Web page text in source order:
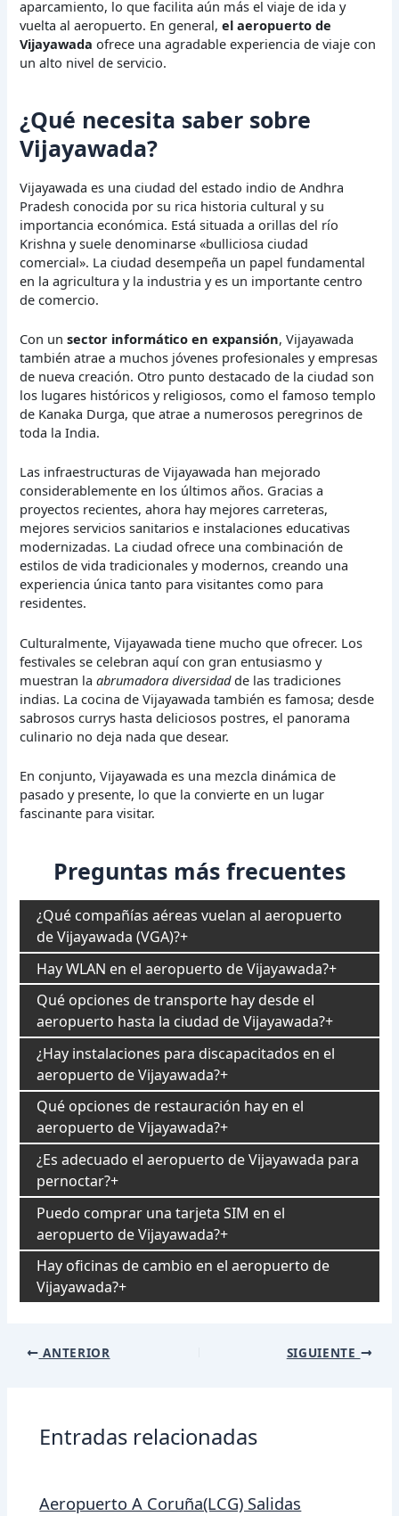
aparcamiento, lo que facilita aún más el viaje de ida y
vuelta al aeropuerto. En general,el aeropuerto de
Vijayawada ofrece una agradable experiencia de viaje con
un alto nivel de servicio.
¿Qué necesita saber sobre
Vijayawada?
Vijayawada es una ciudad del estado indio de Andhra
Pradesh conocida por su rica historia cultural y su
importancia económica. Está situada a orillas del río
Krishna y suele denominarse «bulliciosa ciudad
comercial». La ciudad desempeña un papel fundamental
en la agricultura y la industria y es un importante centro
de comercio.
Con unsector informático en expansión, Vijayawada
también atrae a muchos jóvenes profesionales y empresas
de nueva creación. Otro punto destacado de la ciudad son
los lugares históricos y religiosos, como el famoso templo
de Kanaka Durga, que atrae a numerosos peregrinos de
toda la India.
Las infraestructuras de Vijayawada han mejorado
considerablemente en los últimos años. Gracias a
proyectos recientes, ahora hay mejores carreteras,
mejores servicios sanitarios e instalaciones educativas
modernizadas. La ciudad ofrece una combinación de
estilos de vida tradicionales y modernos, creando una
experiencia única tanto para visitantes como para
residentes.
Culturalmente, Vijayawada tiene mucho que ofrecer. Los
festivales se celebran aquí con gran entusiasmo y
muestran laabrumadora diversidadde las tradiciones
indias. La cocina de Vijayawada también es famosa; desde
sabrosos currys hasta deliciosos postres, el panorama
culinario no deja nada que desear.
En conjunto, Vijayawada es una mezcla dinámica de
pasado y presente, lo que la convierte en un lugar
fascinante para visitar.
Preguntas más frecuentes
¿Qué compañías aéreas vuelan al aeropuerto
de Vijayawada (VGA)?
Hay WLAN en el aeropuerto de Vijayawada?
Qué opciones de transporte hay desde el
aeropuerto hasta la ciudad de Vijayawada?
¿Hay instalaciones para discapacitados en el
aeropuerto de Vijayawada?
Qué opciones de restauración hay en el
aeropuerto de Vijayawada?
¿Es adecuado el aeropuerto de Vijayawada para
pernoctar?
Puedo comprar una tarjeta SIM en el
aeropuerto de Vijayawada?
Hay oficinas de cambio en el aeropuerto de
Vijayawada?
Navegación
ANTERIOR SIGUIENTE
Entradas relacionadas
Aeropuerto A Coruña(LCG) Salidas